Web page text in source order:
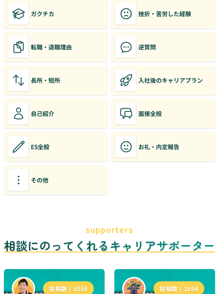
ガクチカ 挫折・苦労した経験
転職・退職理由 逆質問
長所・短所 入社後のキャリアプラン
自己紹介 面接全般
ES全般 お礼・内定報告
その他
supporters
相談にのってくれるキャリアサポーター
投稿数 | 6569 投稿数 | 1664